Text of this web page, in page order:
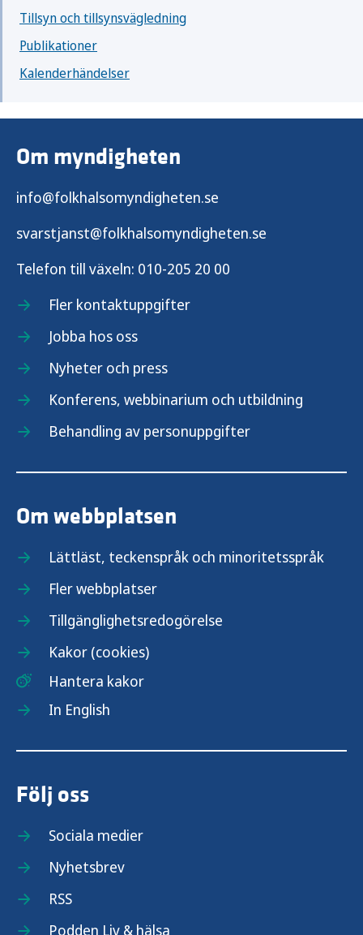
Tillsyn och tillsynsvägledning
Publikationer
Kalenderhändelser
Om myndigheten
info@folkhalsomyndigheten.se
svarstjanst@folkhalsomyndigheten.se
Telefon till växeln: 010-205 20 00
Fler kontaktuppgifter
Jobba hos oss
Nyheter och press
Konferens, webbinarium och utbildning
Behandling av personuppgifter
Om webbplatsen
Lättläst, teckenspråk och minoritetsspråk
Fler webbplatser
Tillgänglighetsredogörelse
Kakor (cookies)
Hantera kakor
In English
Följ oss
Sociala medier
Nyhetsbrev
RSS
Podden Liv & hälsa